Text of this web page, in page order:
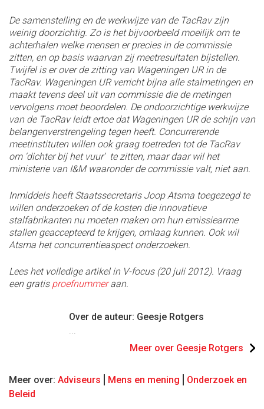
De samenstelling en de werkwijze van de TacRav zijn
weinig doorzichtig. Zo is het bijvoorbeeld moeilijk om te
achterhalen welke mensen er precies in de commissie
zitten, en op basis waarvan zij meetresultaten bijstellen.
Twijfel is er over de zitting van Wageningen UR in de
TacRav. Wageningen UR verricht bijna alle stalmetingen en
maakt tevens deel uit van commissie die de metingen
vervolgens moet beoordelen. De ondoorzichtige werkwijze
van de TacRav leidt ertoe dat Wageningen UR de schijn van
belangenverstrengeling tegen heeft. Concurrerende
meetinstituten willen ook graag toetreden tot de TacRav
om ‘dichter bij het vuur’ te zitten, maar daar wil het
ministerie van I&M waaronder de commissie valt, niet aan.
Inmiddels heeft Staatssecretaris Joop Atsma toegezegd te
willen onderzoeken of de kosten die innovatieve
stalfabrikanten nu moeten maken om hun emissiearme
stallen geaccepteerd te krijgen, omlaag kunnen. Ook wil
Atsma het concurrentieaspect onderzoeken.
Lees het volledige artikel in V-focus (20 juli 2012). Vraag
een gratis proefnummeraan.
Over de auteur: Geesje Rotgers
Meer over Geesje Rotgers
Meer over: Adviseurs Mens en mening
Onderzoek en
Beleid